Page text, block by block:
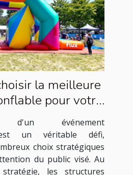
la meilleure
pour votre
promotionnel
d'un événement
un véritable défi,
choix stratégiques
du public visé. Au
les structures